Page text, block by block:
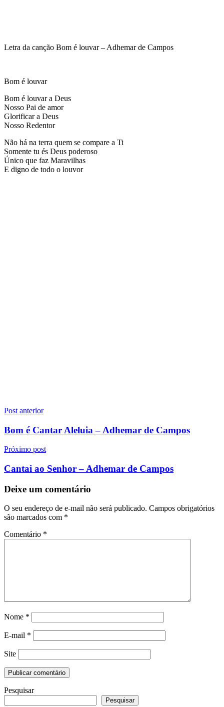
Letra da canção Bom é louvar – Adhemar de Campos
Bom é louvar
Bom é louvar a Deus
Nosso Pai de amor
Glorificar a Deus
Nosso Redentor
Não há na terra quem se compare a Ti
Somente tu és Deus poderoso
Único que faz Maravilhas
E digno de todo o louvor
Navegação
de
Post anterior
Bom é Cantar Aleluia – Adhemar de Campos
Próximo post
Cantai ao Senhor – Adhemar de Campos
Deixe um comentário
O seu endereço de e-mail não será publicado. Campos obrigatórios
são marcados com *
Comentário *
Nome *
E-mail *
Site
Pesquisar
Pesquisar